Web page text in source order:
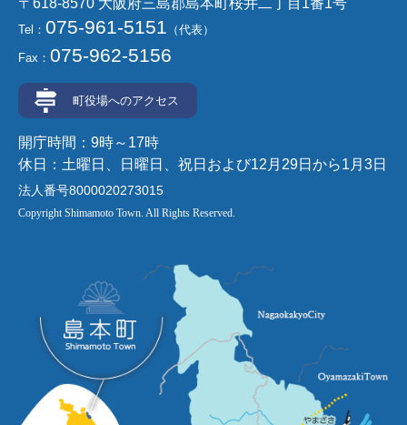
〒618-8570 大阪府三島郡島本町桜井二丁目1番1号
Tel： 075-961-5151 （代表）
Fax： 075-962-5156
町役場へのアクセス
開庁時間：9時～17時
休日：土曜日、日曜日、祝日および12月29日から1月3日
法人番号8000020273015
Copyright Shimamoto Town. All Rights Reserved.